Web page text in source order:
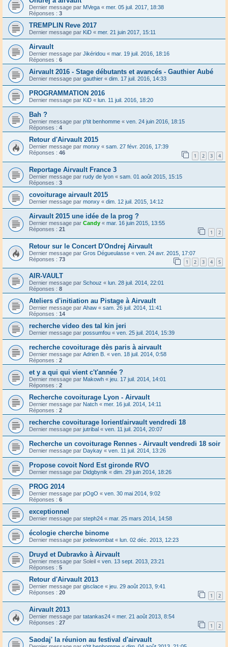
Dernier message par MVega « mer. 05 juil. 2017, 18:38
Réponses : 3
TREMPLIN Reve 2017
Dernier message par KiD « mer. 21 juin 2017, 15:11
Airvault
Dernier message par Jikéridou « mar. 19 juil. 2016, 18:16
Réponses : 6
Airvault 2016 - Stage débutants et avancés - Gauthier Aubé
Dernier message par gauthier « dim. 17 juil. 2016, 14:33
PROGRAMMATION 2016
Dernier message par KiD « lun. 11 juil. 2016, 18:20
Bah ?
Dernier message par p'tit benhomme « ven. 24 juin 2016, 18:15
Réponses : 4
Retour d'Airvault 2015
Dernier message par monxy « sam. 27 févr. 2016, 17:39
Réponses : 46 1 2 3 4
Reportage Airvault France 3
Dernier message par rudy de lyon « sam. 01 août 2015, 15:15
Réponses : 3
covoiturage airvault 2015
Dernier message par monxy « dim. 12 juil. 2015, 14:12
Airvault 2015 une idée de la prog ?
Dernier message par Candy « mar. 16 juin 2015, 13:55
Réponses : 21 1 2
Retour sur le Concert D'Ondrej Airvault
Dernier message par Gros Dégueulasse « ven. 24 avr. 2015, 17:07
Réponses : 73 1 2 3 4 5
AIR-VAULT
Dernier message par Schouz « lun. 28 juil. 2014, 22:01
Réponses : 8
Ateliers d'initiation au Pistage à Airvault
Dernier message par Ahaw « sam. 26 juil. 2014, 11:41
Réponses : 14
recherche video des tal kin jeri
Dernier message par possumfou « ven. 25 juil. 2014, 15:39
recherche covoiturage dès paris à airvault
Dernier message par Adrien B. « ven. 18 juil. 2014, 0:58
Réponses : 2
et y a qui qui vient c't'année ?
Dernier message par Makowh « jeu. 17 juil. 2014, 14:01
Réponses : 2
Recherche covoiturage Lyon - Airvault
Dernier message par Natch « mer. 16 juil. 2014, 14:11
Réponses : 2
recherche covoiturage lorient/airvault vendredi 18
Dernier message par jutribal « ven. 11 juil. 2014, 20:07
Recherche un covoiturage Rennes - Airvault vendredi 18 soir
Dernier message par Daykay « ven. 11 juil. 2014, 13:26
Propose covoit Nord Est gironde RVO
Dernier message par Didgbynik « dim. 29 juin 2014, 18:26
PROG 2014
Dernier message par pOgO « ven. 30 mai 2014, 9:02
Réponses : 6
exceptionnel
Dernier message par steph24 « mar. 25 mars 2014, 14:58
écologie cherche binome
Dernier message par joelewombat « lun. 02 déc. 2013, 12:23
Druyd et Dubravko à Airvault
Dernier message par Soleil « ven. 13 sept. 2013, 23:21
Réponses : 5
Retour d'Airvault 2013
Dernier message par gisclace « jeu. 29 août 2013, 9:41
Réponses : 20 1 2
Airvault 2013
Dernier message par tatankas24 « mer. 21 août 2013, 8:54
Réponses : 27 1 2
Saodaj' la réunion au festival d'airvault